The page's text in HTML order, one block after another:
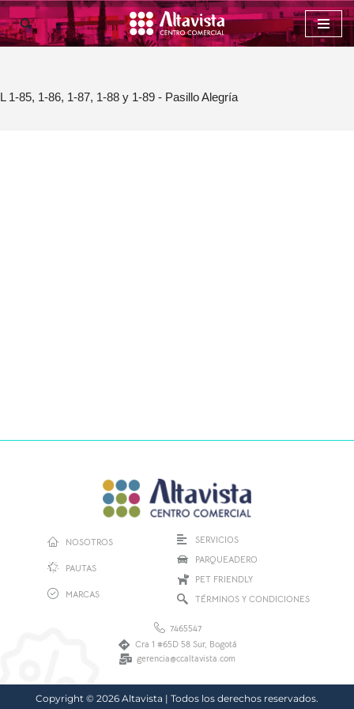
Saltar
L 1-85, 1-86, 1-87, 1-88 y 1-89 - Pasillo Alegría
NOSOTROS
PAUTAS
MARCAS
SERVICIOS
PARQUEADERO
PET FRIENDLY
TÉRMINOS Y CONDICIONES
7465547
Cra 1 #65D 58 Sur, Bogotá
gerencia@ccaltavista.com
Copyright © 2026 Altavista | Todos los derechos reservados.